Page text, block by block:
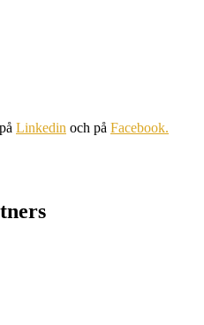
Linkedin och på Facebook.